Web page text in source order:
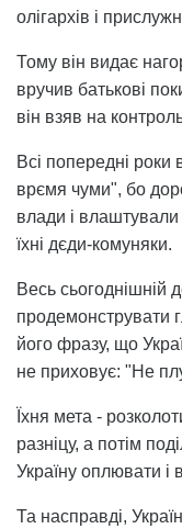
олігархів і
Тому він видає
вручив батькові
він взяв на
Всі попередні
врємя чуми", бо
влади і влаштували
їхні дєди-комуняки.
Весь сьогоднішній
продемонструвати
його фразу, що
не приховує: "Не
Їхня мета -
разніцу, а потім
Україну оплювати і
Та насправді,